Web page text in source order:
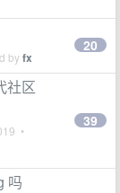
byfx
20
社区
•
39
吗